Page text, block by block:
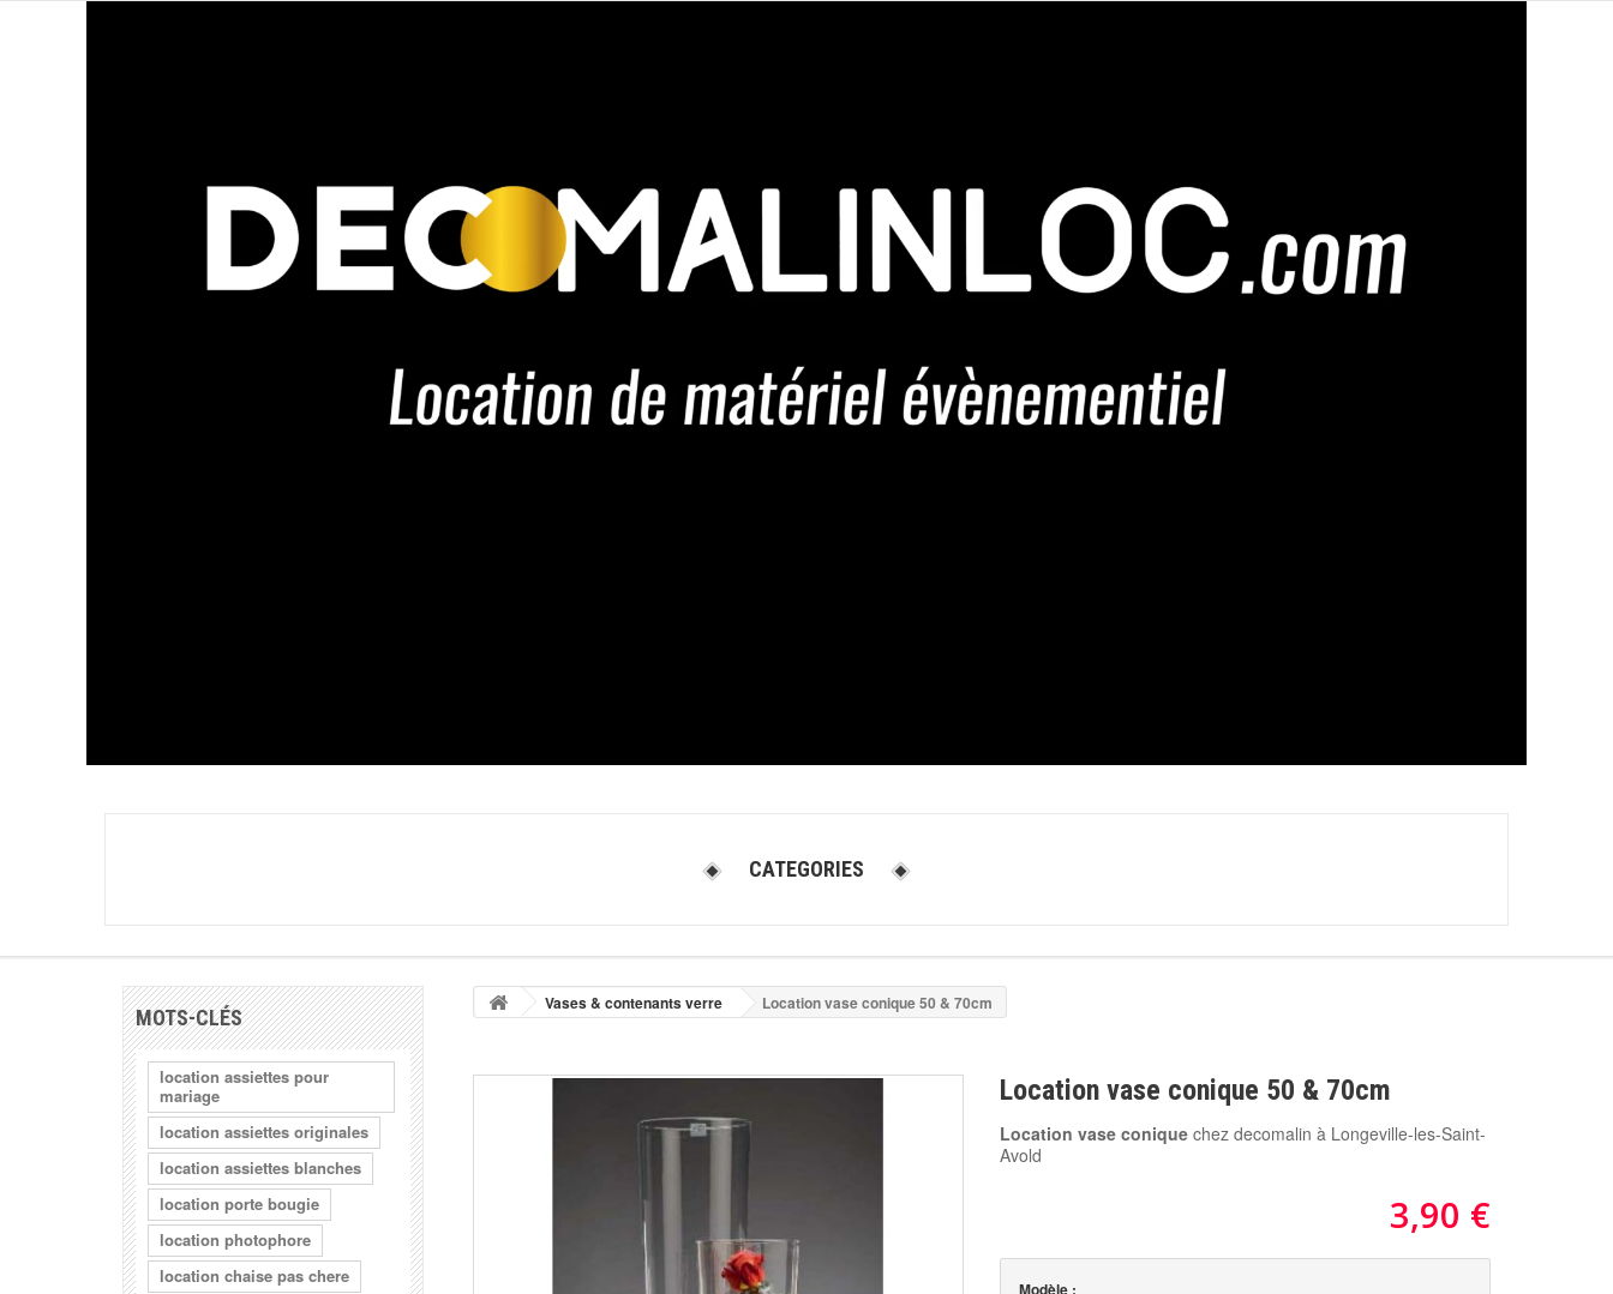
CATEGORIES
MOTS-CLÉS
location assiettes pour
mariage
location assiettes originales
location assiettes blanches
location porte bougie
location photophore
location chaise pas chere
Vases & contenants verre Location vase conique 50 & 70cm
Location vase conique 50 & 70cm
Location vase coniquechez decomalin à Longeville-les-Saint-
Avold
3,90 €
Modèle :